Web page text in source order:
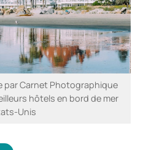
Carnet Photographique
hôtels en bord de mer
Unis